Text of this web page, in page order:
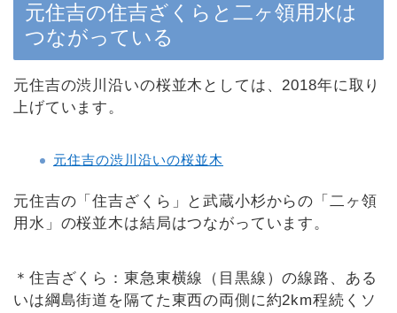
元住吉の住吉ざくらと二ヶ領用水は
つながっている
元住吉の渋川沿いの桜並木としては、2018年に取り
上げています。
元住吉の渋川沿いの桜並木
元住吉の「住吉ざくら」と武蔵小杉からの「二ヶ領
用水」の桜並木は結局はつながっています。
＊住吉ざくら：東急東横線（目黒線）の線路、ある
いは綱島街道を隔てた東西の両側に約2km程続くソ